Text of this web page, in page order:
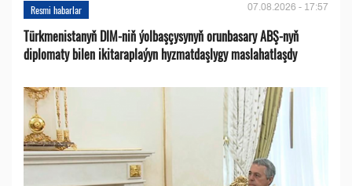
Resmi habarlar 07.08.2026 - 17:57
Türkmenistanyň DIM-niň ýolbaşçysynyň orunbasary ABŞ-nyň
diplomaty bilen ikitaraplaýyn hyzmatdaşlygy maslahatlaşdy